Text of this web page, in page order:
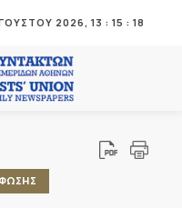
2026, 13 : 15 : 19